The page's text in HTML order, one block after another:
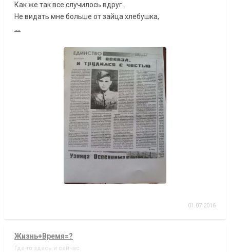
Как же так все случилось вдруг...
Не видать мне больше от зайца хлебушка,
01.07.2016
Жизнь+Время=?
Где-то здесь и сейчас